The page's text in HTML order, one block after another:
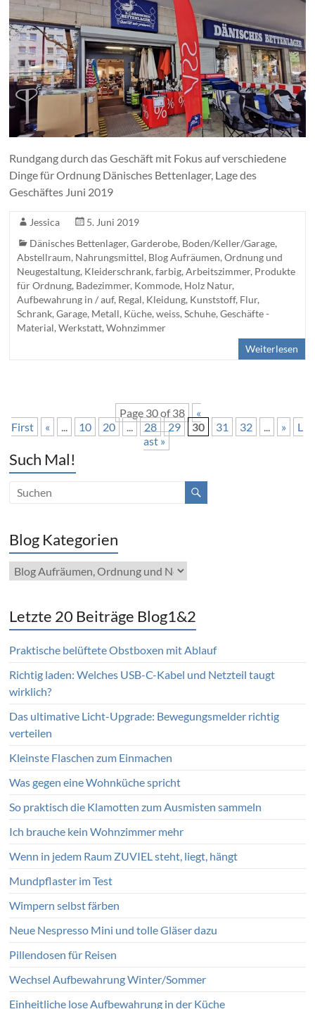
Rundgang durch das Geschäft mit Fokus auf verschiedene
Dinge für Ordnung Dänisches Bettenlager, Lage des
Geschäftes Juni 2019
Jessica
5. Juni 2019
Dänisches Bettenlager,Garderobe, Boden/Keller/Garage,
Abstellraum, Nahrungsmittel, Blog Aufräumen, Ordnung und
Neugestaltung, Kleiderschrank,farbig,Arbeitszimmer, Produkte
für Ordnung, Badezimmer, Kommode, Holz Natur,
Aufbewahrung in / auf, Regal, Kleidung, Kunststoff, Flur,
Schrank,Garage, Metall, Küche,weiss,Schuhe,Geschäfte -
Material,Werkstatt,Wohnzimmer
Weiterlesen
Page 30 of 38
«
First
« ... 10 20 ... 28 29 30 31 32 ... »
L
ast »
Such Mal!
Blog Kategorien
Blog
Kategorien
Letzte 20 Beiträge Blog1&2
Praktische belüftete Obstboxen mit Ablauf
Richtig laden: Welches USB-C-Kabel und Netzteil taugt
wirklich?
Das ultimative Licht-Upgrade: Bewegungsmelder richtig
verteilen
Kleinste Flaschen zum Einmachen
Was gegen eine Wohnküche spricht
So praktisch die Klamotten zum Ausmisten sammeln
Ich brauche kein Wohnzimmer mehr
Wenn in jedem Raum ZUVIEL steht, liegt, hängt
Mundpflaster im Test
Wimpern selbst färben
Neue Nespresso Mini und tolle Gläser dazu
Pillendosen für Reisen
Wechsel Aufbewahrung Winter/Sommer
Einheitliche lose Aufbewahrung in der Küche